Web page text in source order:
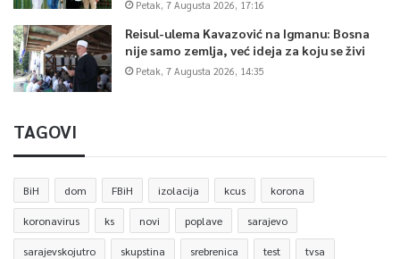
Petak, 7 Augusta 2026, 17:16
Reisul-ulema Kavazović na Igmanu: Bosna
nije samo zemlja, već ideja za koju se živi
Petak, 7 Augusta 2026, 14:35
TAGOVI
BiH dom FBiH izolacija kcus korona
koronavirus ks novi poplave sarajevo
sarajevskojutro skupstina srebrenica test tvsa